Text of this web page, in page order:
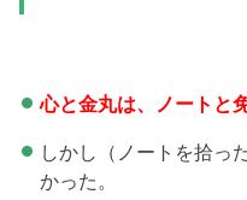
心と金丸は、ノートと
しかし（ノートを拾っ
かった。